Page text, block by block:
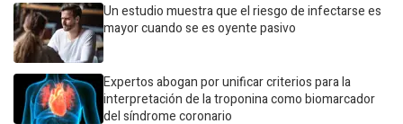
Un estudio muestra que el riesgo de infectarse es
mayor cuando se es oyente pasivo
Expertos abogan por unificar criterios para la
interpretación de la troponina como biomarcador
del síndrome coronario